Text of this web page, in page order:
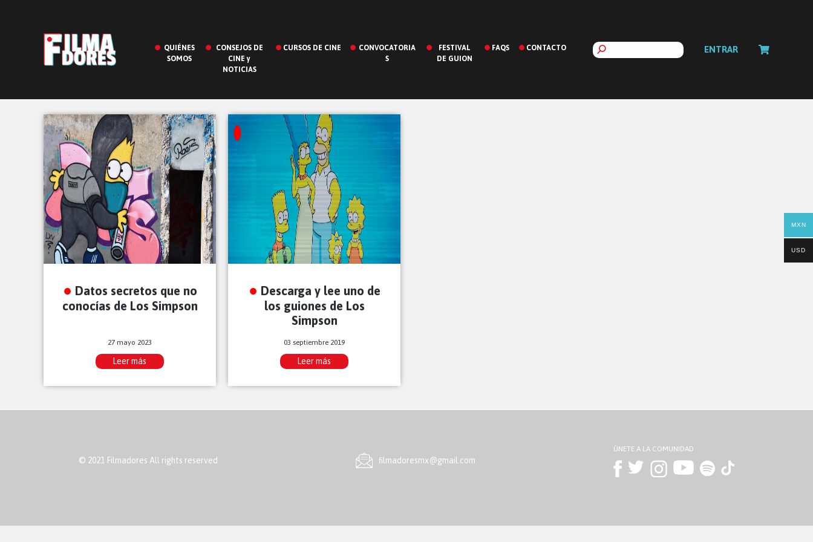
QUIÉNES
SOMOS
CONSEJOS DE
CINE y
NOTICIAS
CURSOS DE CINE
CONVOCATORIA
S
FESTIVAL
DE GUION
FAQS CONTACTO ENTRAR
Datos secretos que no
conocías de Los Simpson
27 mayo 2023
Leer más
Descarga y lee uno de
los guiones de Los
Simpson
03 septiembre 2019
Leer más
© 2021 Filmadores All rights reserved ﬁlmadoresmx@gmail.com
ÚNETE A LA COMUNIDAD
MXN
USD